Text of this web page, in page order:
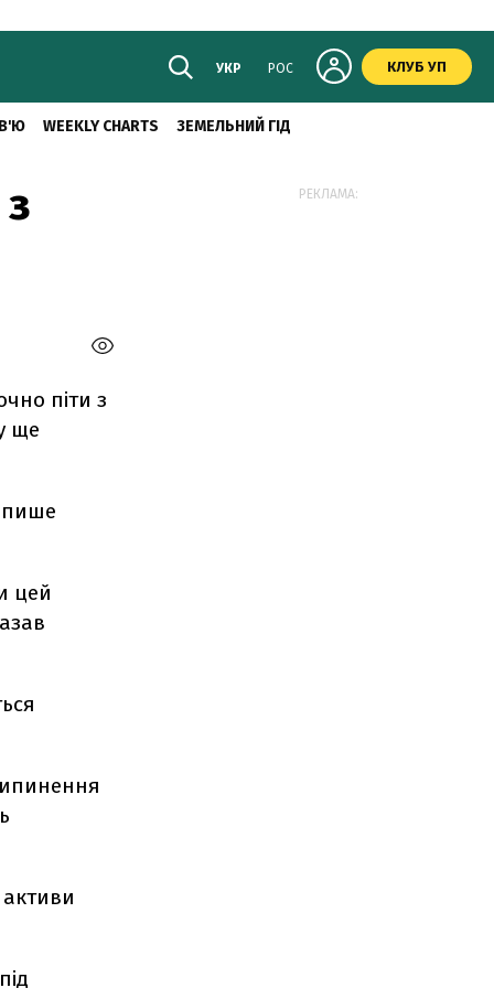
УКР РОС КЛУБ УП
WEEKLY CHARTS ЗЕМЕЛЬНИЙ ГІД
піти з
ще
пише
цей
активи
РЕКЛАМА: